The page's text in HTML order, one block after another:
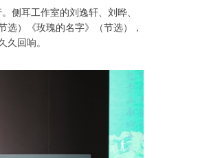
侧耳工作室的刘逸轩、刘晔、
）《玫瑰的名字》（节选），
回响。